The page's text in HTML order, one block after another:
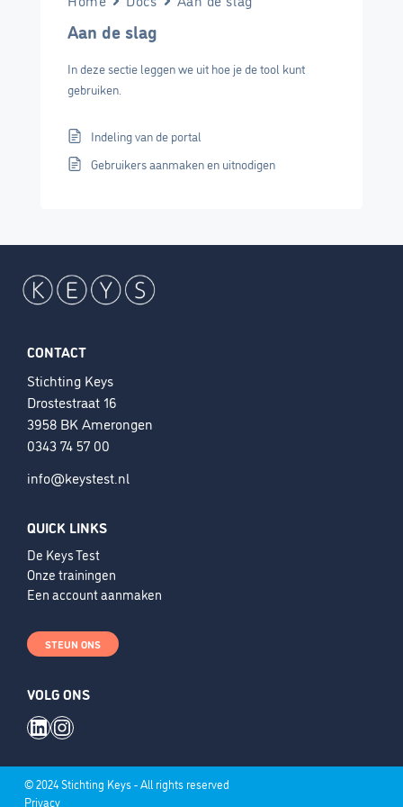
Aan de slag
In deze sectie leggen we uit hoe je de tool kunt
gebruiken.
Indeling van de portal
Gebruikers aanmaken en uitnodigen
CONTACT
Stichting Keys
Drostestraat 16
3958 BK Amerongen
0343 74 57 00
info@keystest.nl
QUICK LINKS
De Keys Test
Onze trainingen
Een account aanmaken
STEUN ONS
VOLG ONS
LinkedIn
Instagram
© 2024 Stichting Keys - All rights reserved
Privacy